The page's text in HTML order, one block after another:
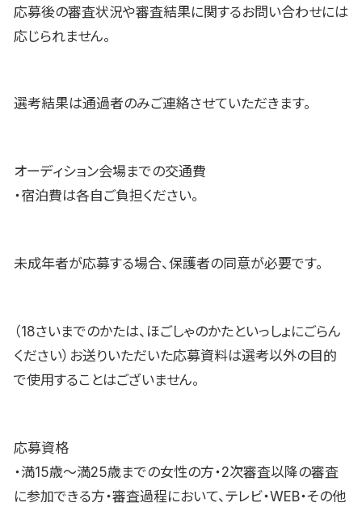
応募後の審査状況や審査結果に関するお問い合わせには
応じられません。
選考結果は通過者のみご連絡させていただきます。
オーディション会場までの交通費
・宿泊費は各自ご負担ください。
未成年者が応募する場合、保護者の同意が必要です。
（18さいまでのかたは、ほごしゃのかたといっしょにごらん
ください）お送りいただいた応募資料は選考以外の目的
で使用することはございません。
応募資格
・満15歳〜満25歳までの女性の方・2次審査以降の審査
に参加できる方・審査過程において、テレビ・WEB・その他